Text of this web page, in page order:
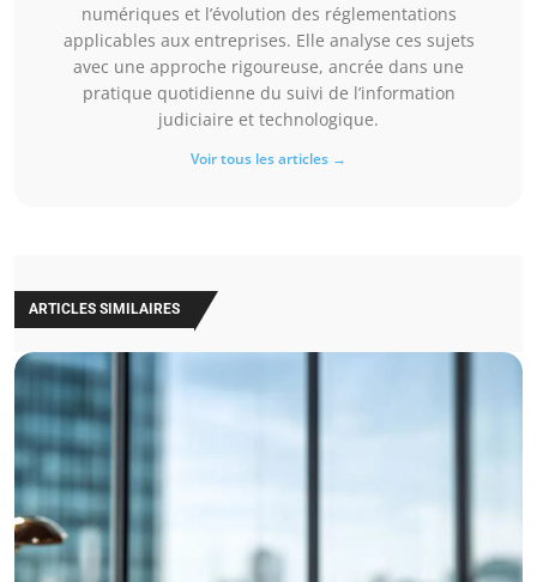
numériques et l’évolution des réglementations
applicables aux entreprises. Elle analyse ces sujets
avec une approche rigoureuse, ancrée dans une
pratique quotidienne du suivi de l’information
judiciaire et technologique.
Voir tous les articles →
ARTICLES SIMILAIRES